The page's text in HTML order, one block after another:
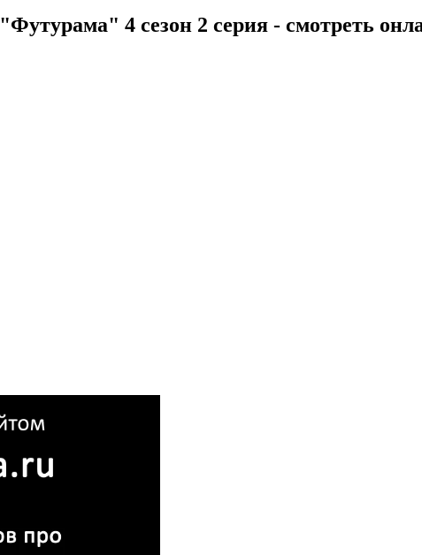
"Футурама" 4 сезон 2 серия - смотреть